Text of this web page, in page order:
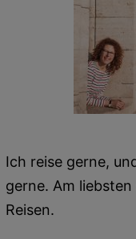
Ich reise gerne,
gerne. Am
Reisen.